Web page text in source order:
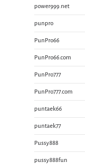
power999.net
punpro
PunPro66
PunPro66.com
PunPro777
PunPro777.com
puntaek66
puntaek77
Pussy888
pussy888fun